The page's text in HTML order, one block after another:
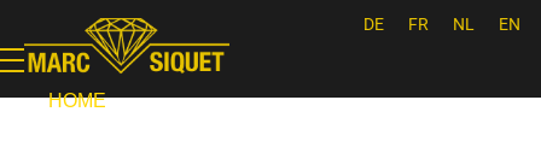
Marc Siquet - Goldschmied
Goldschmied - Juwelier * Orfèvre - Joaillier * Goudsmid
DE FR NL EN
HOME